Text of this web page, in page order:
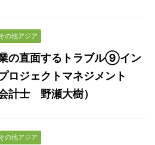
の他アジア
の直面するトラブル⑨イン
ロジェクトマネジメント
計士 野瀬大樹）
の他アジア